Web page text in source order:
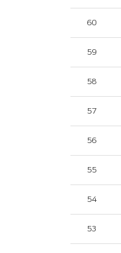
60
59
58
57
56
55
54
53